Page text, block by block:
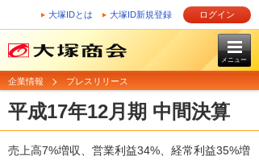
大塚IDとは 大塚ID新規登録 ログイン
メニュー
企業情報 プレスリリース
平成17年12月期 中間決算
売上高7%増収、営業利益34%、経常利益35%増